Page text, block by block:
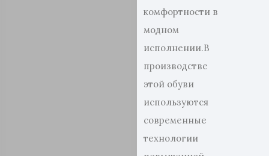
комфортности в
модном
исполнении.В
производстве
этой обуви
используются
современные
технологии